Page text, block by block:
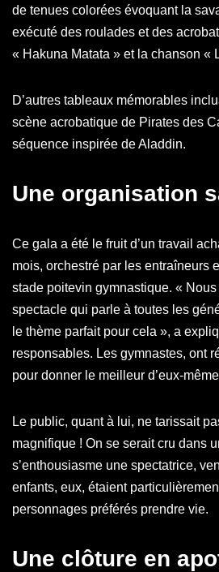
de tenues colorées évoquant la
exécuté des roulades et des
« Hakuna Matata » et la chanson «
D’autres tableaux mémorables
scène acrobatique de Pirates des
séquence inspirée de Aladdin.
Une organisation
Ce gala a été le fruit d’un travail
mois, orchestré par les entraîneurs
stade poitevin gymnastique. «
spectacle qui parle à toutes les
le thème parfait pour cela », a
responsables. Les gymnastes, ont
pour donner le meilleur d’eux-
Le public, quant à lui, ne tarissait
magnifique ! On se serait cru dans
s’enthousiasme une spectatrice,
enfants, eux, étaient
personnages préférés prendre vie.
Une clôture en